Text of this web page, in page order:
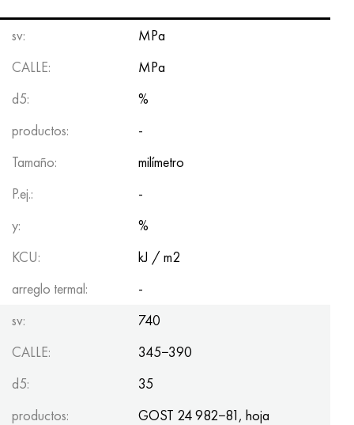
sv:
MPa
CALLE:
MPa
d5:
%
productos:
-
Tamaño:
milímetro
P.ej.:
-
y:
%
KCU:
kJ / m2
arreglo termal:
-
sv:
740
CALLE:
345−390
d5:
35
productos:
GOST 24 982−81, hoja